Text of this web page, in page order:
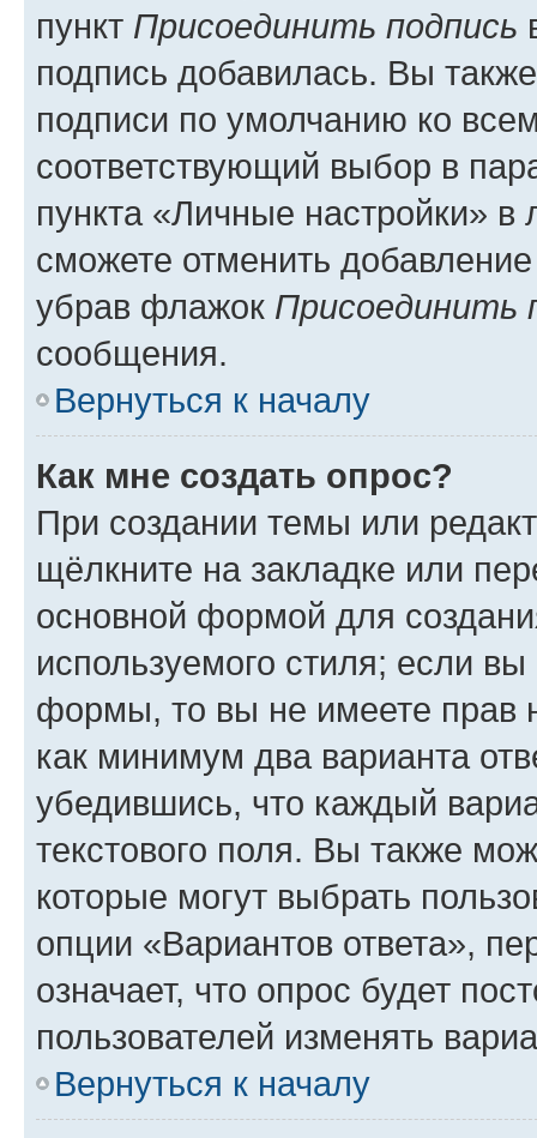
пункт Присоединить подпись
подпись добавилась. Вы
подписи по умолчанию ко
соответствующий выбор в
пункта «Личные настройки»
сможете отменить
убрав флажок Присоединить
сообщения.
Вернуться к началу
Как мне создать опрос?
При создании темы или
щёлкните на закладке или
основной формой для
используемого стиля; если
формы, то вы не имеете прав
как минимум два варианта
убедившись, что каждый
текстового поля. Вы также
которые могут выбрать
опции «Вариантов ответа»,
означает, что опрос будет
пользователей изменять
Вернуться к началу